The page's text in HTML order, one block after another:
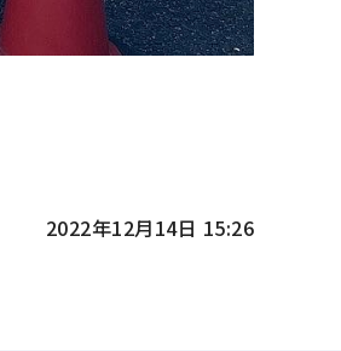
2022年12月14日 15:26